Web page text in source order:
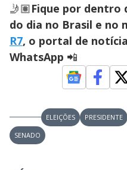
🤳🏽Fique por dentro
do dia no Brasil e no
R7, o portal de
WhatsApp 📲
ELEIÇÕES PRESIDENTE
SENADO